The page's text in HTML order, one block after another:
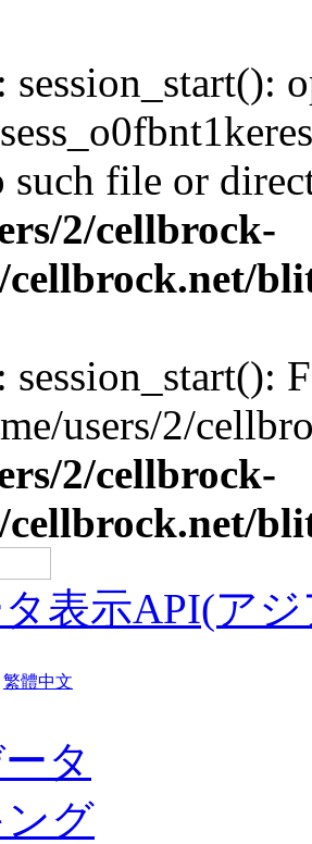
: session_start():
such file or
2/cellbrock-
: session_start():
users/2/
2/cellbrock-
表示API(アジ
繁體中文
タ
グ